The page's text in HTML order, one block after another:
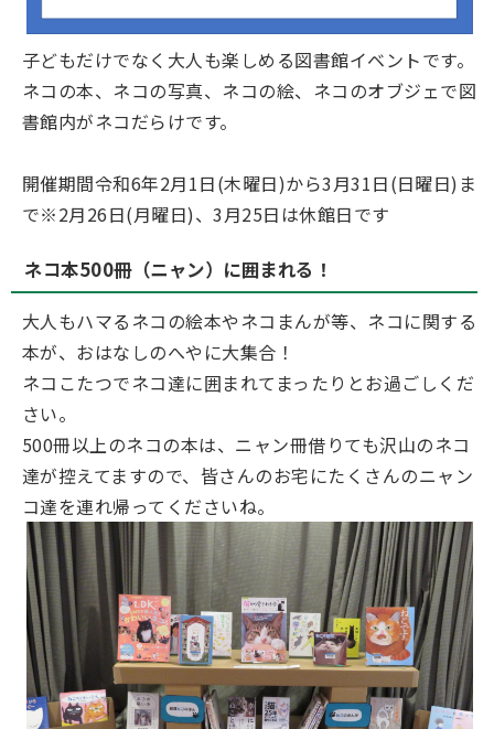
子どもだけでなく大人も楽しめる図書館イベントです。
ネコの本、ネコの写真、ネコの絵、ネコのオブジェで図
書館内がネコだらけです。
開催期間令和6年2月1日(木曜日)から3月31日(日曜日)ま
で※2月26日(月曜日)、3月25日は休館日です
ネコ本500冊（ニャン）に囲まれる！
大人もハマるネコの絵本やネコまんが等、ネコに関する
本が、おはなしのへやに大集合！
ネコこたつでネコ達に囲まれてまったりとお過ごしくだ
さい。
500冊以上のネコの本は、ニャン冊借りても沢山のネコ
達が控えてますので、皆さんのお宅にたくさんのニャン
コ達を連れ帰ってくださいね。